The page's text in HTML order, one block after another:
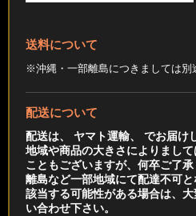
送料について
※沖縄・一部離島につきましては別
配送について
配送は、 ヤマト運輸、 でお届け
地域や商品の大きさによりまし
こともございますが、何卒ご了承
離島など一部地域にて配達不可と
該当する可能性がある場合は、
い合わせ下さい。